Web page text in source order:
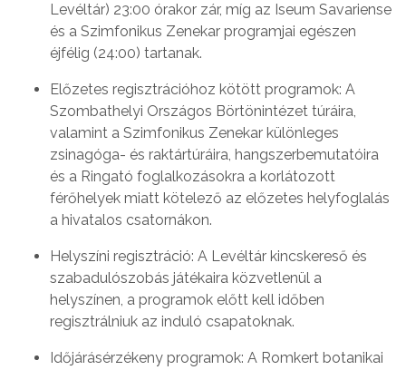
Levéltár) 23:00 órakor zár, míg az Iseum Savariense
és a Szimfonikus Zenekar programjai egészen
éjfélig (24:00) tartanak.
Előzetes regisztrációhoz kötött programok: A
Szombathelyi Országos Börtönintézet túráira,
valamint a Szimfonikus Zenekar különleges
zsinagóga- és raktártúráira, hangszerbemutatóira
és a Ringató foglalkozásokra a korlátozott
férőhelyek miatt kötelező az előzetes helyfoglalás
a hivatalos csatornákon.
Helyszíni regisztráció: A Levéltár kincskereső és
szabadulószobás játékaira közvetlenül a
helyszínen, a programok előtt kell időben
regisztrálniuk az induló csapatoknak.
Időjárásérzékeny programok: A Romkert botanikai